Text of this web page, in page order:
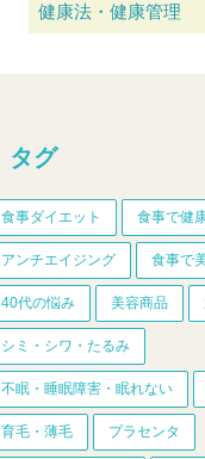
健康法・健康管理
タグ
食事ダイエット 食事で健
アンチエイジング 食事で
40代の悩み 美容商品
シミ・シワ・たるみ
不眠・睡眠障害・眠れない
育毛・薄毛 プラセンタ